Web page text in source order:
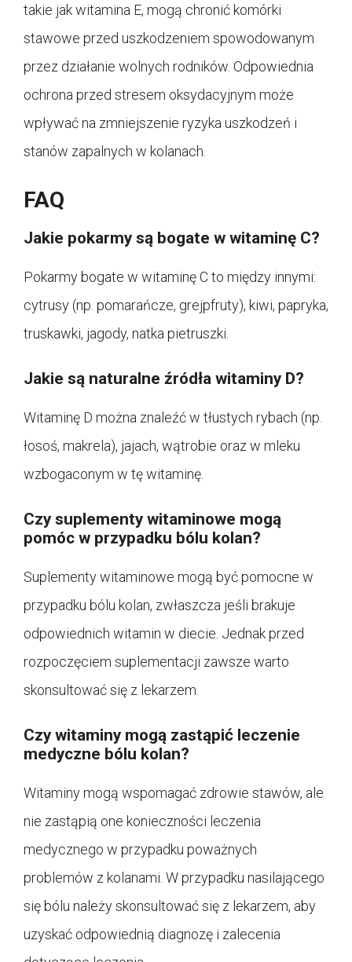
takie jak witamina E, mogą chronić komórki
stawowe przed uszkodzeniem spowodowanym
przez działanie wolnych rodników. Odpowiednia
ochrona przed stresem oksydacyjnym może
wpływać na zmniejszenie ryzyka uszkodzeń i
stanów zapalnych w kolanach.
FAQ
Jakie pokarmy są bogate w witaminę C?
Pokarmy bogate w witaminę C to między innymi:
cytrusy (np. pomarańcze, grejpfruty), kiwi, papryka,
truskawki, jagody, natka pietruszki.
Jakie są naturalne źródła witaminy D?
Witaminę D można znaleźć w tłustych rybach (np.
łosoś, makrela), jajach, wątrobie oraz w mleku
wzbogaconym w tę witaminę.
Czy suplementy witaminowe mogą
pomóc w przypadku bólu kolan?
Suplementy witaminowe mogą być pomocne w
przypadku bólu kolan, zwłaszcza jeśli brakuje
odpowiednich witamin w diecie. Jednak przed
rozpoczęciem suplementacji zawsze warto
skonsultować się z lekarzem.
Czy witaminy mogą zastąpić leczenie
medyczne bólu kolan?
Witaminy mogą wspomagać zdrowie stawów, ale
nie zastąpią one konieczności leczenia
medycznego w przypadku poważnych
problemów z kolanami. W przypadku nasilającego
się bólu należy skonsultować się z lekarzem, aby
uzyskać odpowiednią diagnozę i zalecenia